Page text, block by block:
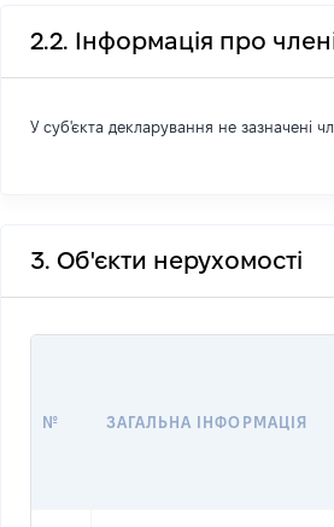
2.2. Інформація про
У суб'єкта декларування не зазначені
3. Об'єкти нерухомості
№ ЗАГАЛЬНА ІНФОРМАЦІЯ